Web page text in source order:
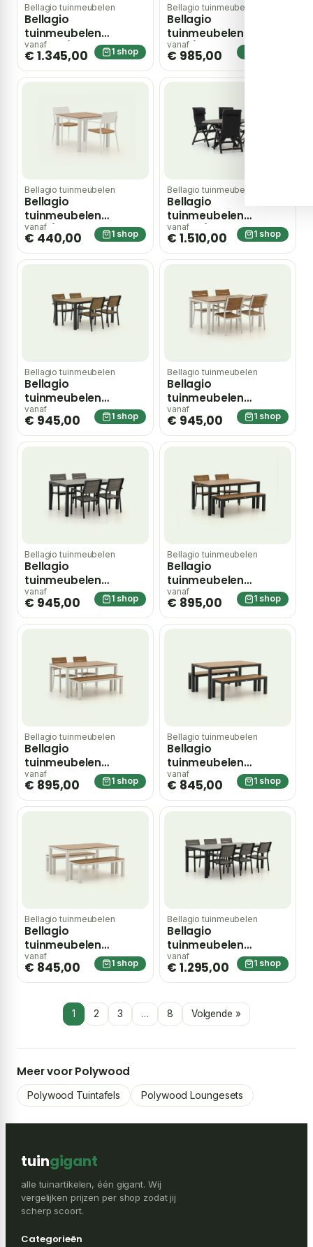
Bellagio tuinmeubelen
Bellagio
tuinmeubelen
Avenza/Fidenza
ovaal 220cm dining
tuinset 7-delig
vanaf
€ 1.345,00 1 shop
Bellagio tuinmeubelen
Bellagio
tuinmeubelen
Avio/Fidenza 160cm
dining tuinset 5-delig
verstelbaar – Grijs
vanaf
€ 985,00
Bellagio tuinmeubelen
Bellagio
tuinmeubelen
Cino/Fidenza 90cm
dining tuinset 3-delig
stapelbaar
vanaf
€ 440,00 1 shop
Bellagio tuinmeubelen
Bellagio
tuinmeubelen
Fermo/Fidenza ovaal
180cm dining tuinset
5-delig verstelbaar –
vanaf
€ 1.510,00 1 shop
Bellagio tuinmeubelen
Bellagio
tuinmeubelen
Fidenza 160cm dining
tuinset 5-delig
stapelbaar – Grijs
vanaf
€ 945,00 1 shop
Bellagio tuinmeubelen
Bellagio
tuinmeubelen
Fidenza 160cm dining
tuinset 5-delig
stapelbaar – Wit
vanaf
€ 945,00 1 shop
Bellagio tuinmeubelen
Bellagio
tuinmeubelen
Fidenza 160cm dining
tuinset 5-delig
stapelbaar – Zwart
vanaf
€ 945,00 1 shop
Bellagio tuinmeubelen
Bellagio
tuinmeubelen
Fidenza 160cm dining
tuinset met bank 4-
delig stapelbaar –
vanaf
€ 895,00 1 shop
Bellagio tuinmeubelen
Bellagio
tuinmeubelen
Fidenza 160cm dining
tuinset met bank 4-
delig stapelbaar –
vanaf
€ 895,00 1 shop
Bellagio tuinmeubelen
Bellagio
tuinmeubelen
Fidenza 160cm
picknickset 3-delig –
Grijs
vanaf
€ 845,00 1 shop
Bellagio tuinmeubelen
Bellagio
tuinmeubelen
Fidenza 160cm
picknickset 3-delig –
Wit
vanaf
€ 845,00 1 shop
Bellagio tuinmeubelen
Bellagio
tuinmeubelen
Fidenza 220cm dining
tuinset 7-delig
stapelbaar – Zwart
vanaf
€ 1.295,00 1 shop
1 2 3 … 8 Volgende »
Meer voor Polywood
Polywood Tuintafels Polywood Loungesets
tuingigant
alle tuinartikelen, één gigant. Wij
vergelijken prijzen per shop zodat jij
scherp scoort.
Categorieën